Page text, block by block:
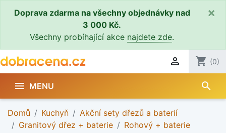
Doprava zdarma na všechny objednávky nad
3 000 Kč.
Všechny probíhající akce najdete zde.
×
 shopping_cart (0)
 MENU search
Domů Kuchyň
Akční sety dřezů a baterií
Granitový dřez + baterie
Rohový + baterie